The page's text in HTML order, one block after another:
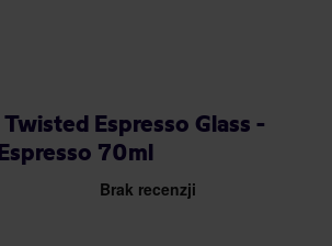
Espresso Glass -
70ml